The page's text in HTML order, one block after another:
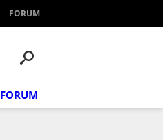
FORUM
FORUM